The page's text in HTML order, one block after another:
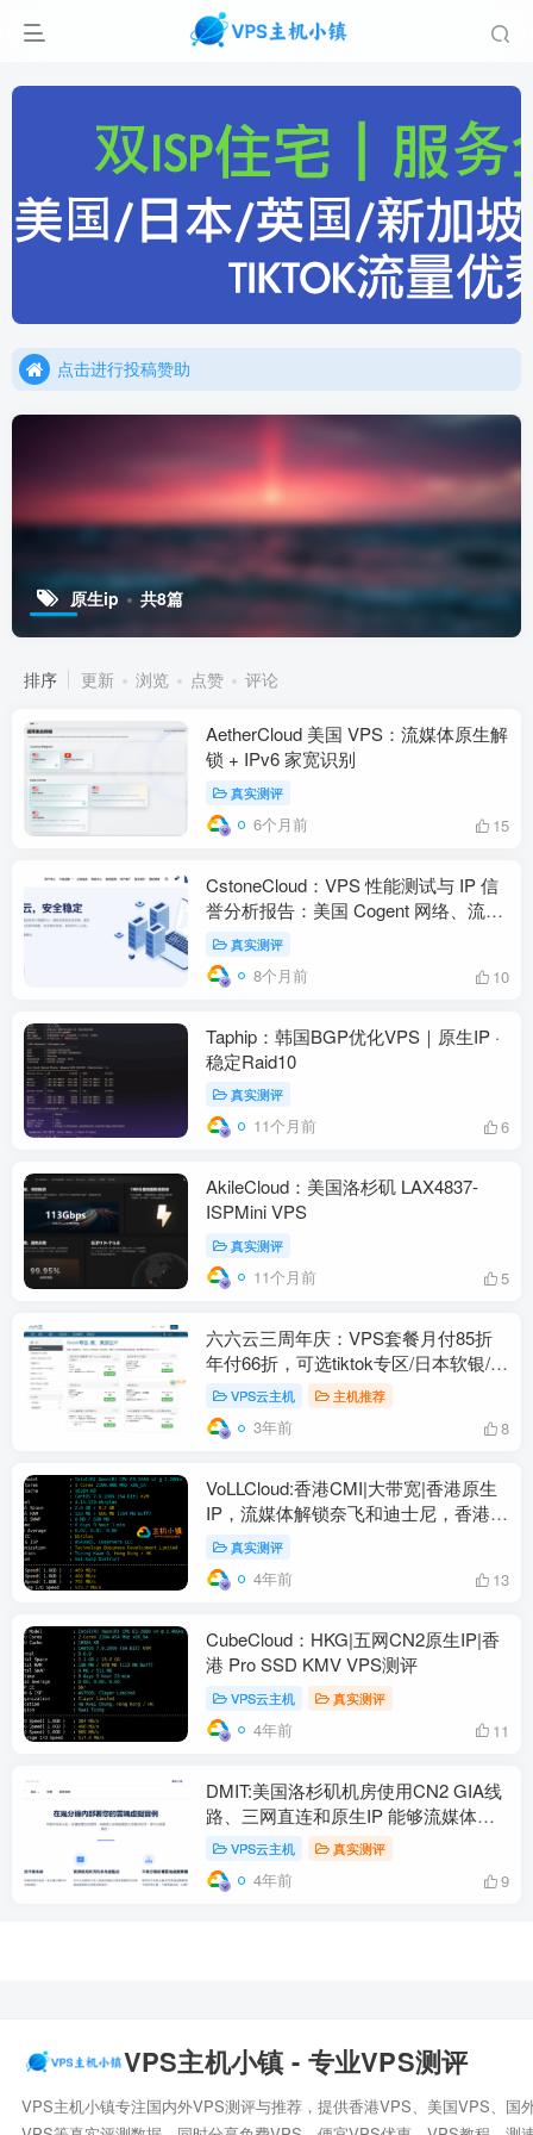
点击加入官方TG频道/聊天群
点击进行投稿赞助
点击加入官方TG频道/聊天群
原生ip 共8篇
排序 更新 浏览 点赞 评论
AetherCloud 美国 VPS：流媒体原生解
锁 + IPv6 家宽识别
真实测评
6个月前 15
CstoneCloud：VPS 性能测试与 IP 信
誉分析报告：美国 Cogent 网络、流媒
体解锁与回程路由评估
真实测评
8个月前 10
Taphip：韩国BGP优化VPS｜原生IP ·
稳定Raid10
真实测评
11个月前 6
AkileCloud：美国洛杉矶 LAX4837-
ISPMini VPS
真实测评
11个月前 5
六六云三周年庆：VPS套餐月付85折
年付66折，可选tiktok专区/日本软银/英
国原生IP和香港CN2等
VPS云主机 主机推荐
3年前 8
VoLLCloud:香港CMI|大带宽|香港原生
IP，流媒体解锁奈飞和迪士尼，香港
VPS综合测评
真实测评
4年前 13
CubeCloud：HKG|五网CN2原生IP|香
港 Pro SSD KMV VPS测评
VPS云主机 真实测评
4年前 11
DMIT:美国洛杉矶机房使用CN2 GIA线
路、三网直连和原生IP 能够流媒体解
锁 VPS云主机 真实测评
4年前 9
VPS主机小镇 - 专业VPS测评
VPS主机小镇专注国内外VPS测评与推荐，提供香港VPS、美国VPS、国